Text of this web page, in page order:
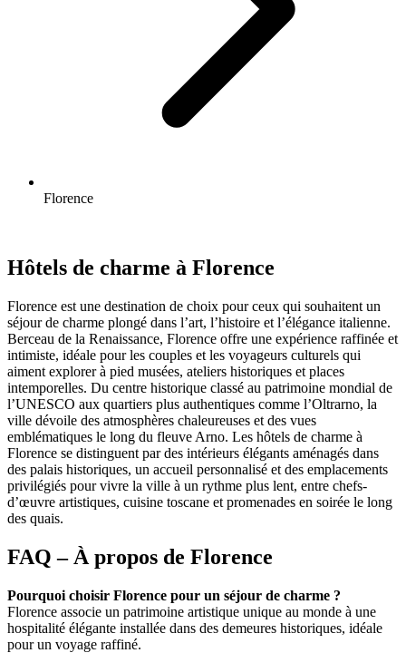
Florence
Hôtels de charme à Florence
Florence est une destination de choix pour ceux qui souhaitent un
séjour de charme plongé dans l’art, l’histoire et l’élégance italienne.
Berceau de la Renaissance, Florence offre une expérience raffinée et
intimiste, idéale pour les couples et les voyageurs culturels qui
aiment explorer à pied musées, ateliers historiques et places
intemporelles. Du centre historique classé au patrimoine mondial de
l’UNESCO aux quartiers plus authentiques comme l’Oltrarno, la
ville dévoile des atmosphères chaleureuses et des vues
emblématiques le long du fleuve Arno. Les hôtels de charme à
Florence se distinguent par des intérieurs élégants aménagés dans
des palais historiques, un accueil personnalisé et des emplacements
privilégiés pour vivre la ville à un rythme plus lent, entre chefs-
d’œuvre artistiques, cuisine toscane et promenades en soirée le long
des quais.
FAQ – À propos de Florence
Pourquoi choisir Florence pour un séjour de charme ?
Florence associe un patrimoine artistique unique au monde à une
hospitalité élégante installée dans des demeures historiques, idéale
pour un voyage raffiné.